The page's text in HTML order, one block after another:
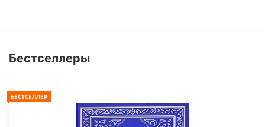
Бестселлеры
БЕСТСЕЛЛЕР